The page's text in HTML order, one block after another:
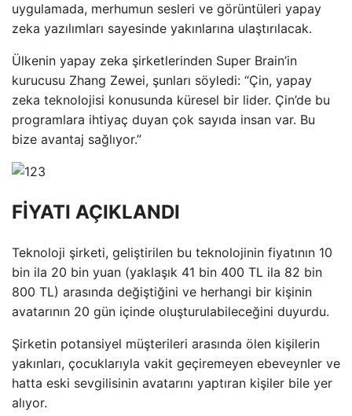
uygulamada, merhumun sesleri ve görüntüleri yapay
zeka yazılımları sayesinde yakınlarına ulaştırılacak.
Ülkenin yapay zeka şirketlerinden Super Brain’in
kurucusu Zhang Zewei, şunları söyledi: “Çin, yapay
zeka teknolojisi konusunda küresel bir lider. Çin’de bu
programlara ihtiyaç duyan çok sayıda insan var. Bu
bize avantaj sağlıyor.”
FİYATI AÇIKLANDI
Teknoloji şirketi, geliştirilen bu teknolojinin fiyatının 10
bin ila 20 bin yuan (yaklaşık 41 bin 400 TL ila 82 bin
800 TL) arasında değiştiğini ve herhangi bir kişinin
avatarının 20 gün içinde oluşturulabileceğini duyurdu.
Şirketin potansiyel müşterileri arasında ölen kişilerin
yakınları, çocuklarıyla vakit geçiremeyen ebeveynler ve
hatta eski sevgilisinin avatarını yaptıran kişiler bile yer
alıyor.